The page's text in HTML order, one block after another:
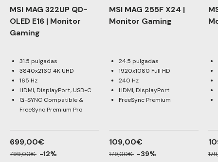
MSI MAG 322UP QD-
OLED E16 | Monitor
Gaming
31.5 pulgadas
3840x2160 4K UHD
165 Hz
HDMI, DisplayPort, USB-C
G-SYNC Compatible &
FreeSync Premium Pro
699,00€
799,00€ -12%
MSI MAG 255F X24 |
Monitor Gaming
24.5 pulgadas
1920x1080 Full HD
240 Hz
HDMI, DisplayPort
FreeSync Premium
109,00€
179,00€ -39%